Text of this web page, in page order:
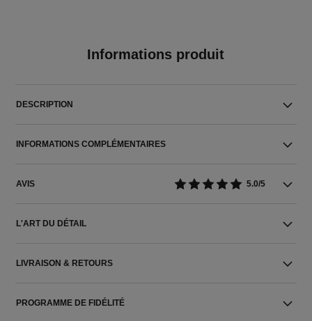
Informations produit
DESCRIPTION
INFORMATIONS COMPLÉMENTAIRES
AVIS 5.0/5
L'ART DU DÉTAIL
LIVRAISON & RETOURS
PROGRAMME DE FIDÉLITÉ